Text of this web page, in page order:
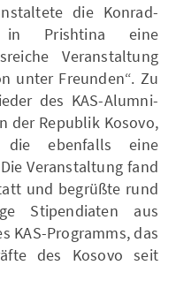
die Konrad-
in Prishtina eine
Veranstaltung
unter Freunden“. Zu
des KAS-Alumni-
der Republik Kosovo,
ebenfalls eine
Veranstaltung fand
und begrüßte rund
Stipendiaten aus
KAS-Programms, das
des Kosovo seit